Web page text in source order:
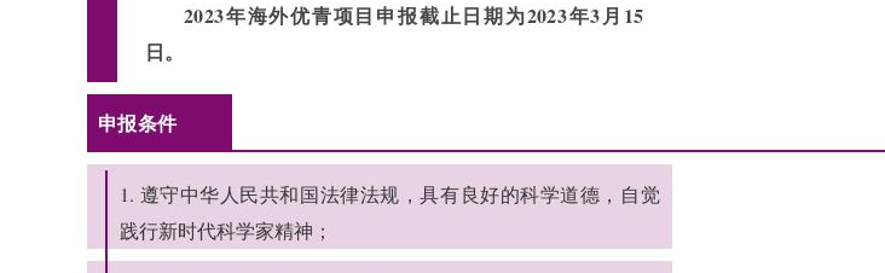
2023年海外优青项目申报截止日期为2023年3月15
日。
申报条件
1. 遵守中华人民共和国法律法规，具有良好的科学道德，自觉
践行新时代科学家精神；